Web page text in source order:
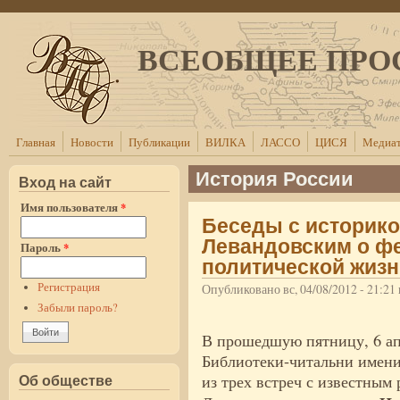
Перейти к основному содержанию
ВСЕОБЩЕЕ
Главная Новости Публикации ВИЛКА ЛАССО ЦИСЯ
Вход на сайт
Имя пользователя*
Пароль*
Регистрация
Забыли пароль?
Об обществе
История России
Беседы с
Левандовским о
политической
Опубликовано вс, 04/08/2012 - 21:21
В прошедшую пятницу, 6
Библиотеки-читальни
из трех встреч с